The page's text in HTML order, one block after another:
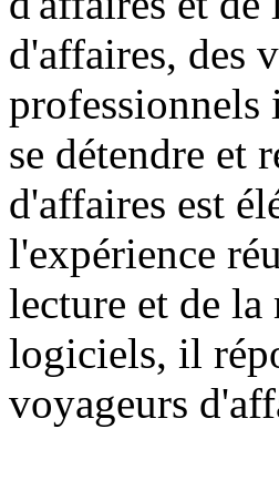
d'affaires, des
professionnels
se détendre et
d'affaires est
l'expérience
lecture et de
logiciels, il
voyageurs